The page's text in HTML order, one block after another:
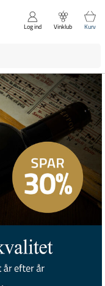
Luk
Log ind Vinklub Kurv